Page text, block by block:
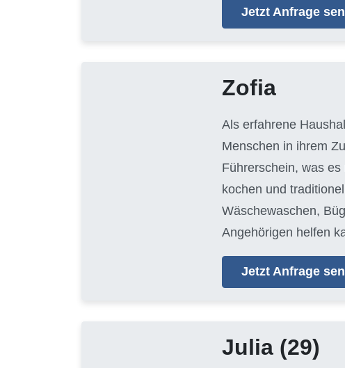
Jetzt Anfrage
Zofia
Als erfahrene
Menschen in ihrem
Führerschein, was
kochen und
Wäschewaschen,
Angehörigen helfen
Jetzt Anfrage
Julia (29)